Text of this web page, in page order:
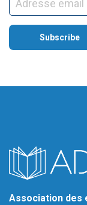
Association des